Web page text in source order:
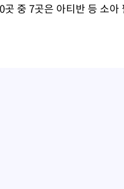
중 7곳은 아티반 등 소